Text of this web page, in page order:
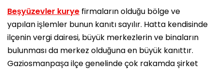
Beşyüzevler kurye firmaların olduğu bölge ve
yapılan işlemler bunun kanıtı sayılır. Hatta kendisinde
ilçenin vergi dairesi, büyük merkezlerin ve binaların
bulunması da merkez olduğuna en büyük kanıttır.
Gaziosmanpaşa ilçe genelinde çok rakamda şirket